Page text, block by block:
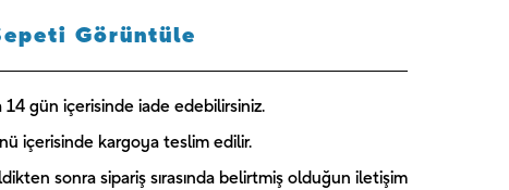
Görüntüle
gün içerisinde iade edebilirsiniz.
içerisinde kargoya teslim edilir.
sonra sipariş sırasında belirtmiş olduğun iletişim